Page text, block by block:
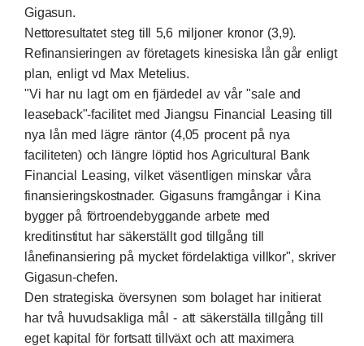
Gigasun.
Nettoresultatet steg till 5,6 miljoner kronor (3,9).
Refinansieringen av företagets kinesiska lån går enligt
plan, enligt vd Max Metelius.
"Vi har nu lagt om en fjärdedel av vår "sale and
leaseback"-facilitet med Jiangsu Financial Leasing till
nya lån med lägre räntor (4,05 procent på nya
faciliteten) och längre löptid hos Agricultural Bank
Financial Leasing, vilket väsentligen minskar våra
finansieringskostnader. Gigasuns framgångar i Kina
bygger på förtroendebyggande arbete med
kreditinstitut har säkerställt god tillgång till
lånefinansiering på mycket fördelaktiga villkor", skriver
Gigasun-chefen.
Den strategiska översynen som bolaget har initierat
har två huvudsakliga mål - att säkerställa tillgång till
eget kapital för fortsatt tillväxt och att maximera